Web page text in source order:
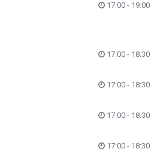
17:00 - 19:00
17:00 - 18:30
17:00 - 18:30
17:00 - 18:30
17:00 - 18:30